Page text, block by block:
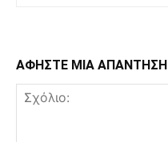
ΑΦΗΣΤΕ ΜΙΑ ΑΠΑΝΤΗΣΗ